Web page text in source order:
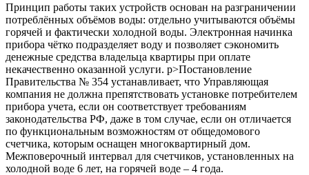
Принцип работы таких устройств основан на разграничении
потреблённых объёмов воды: отдельно учитываются объёмы
горячей и фактически холодной воды. Электронная начинка
прибора чётко подразделяет воду и позволяет сэкономить
денежные средства владельца квартиры при оплате
некачественно оказанной услуги. p>Постановление
Правительства № 354 устанавливает, что Управляющая
компания не должна препятствовать установке потребителем
прибора учета, если он соответствует требованиям
законодательства РФ, даже в том случае, если он отличается
по функциональным возможностям от общедомового
счетчика, которым оснащен многоквартирный дом.
Межповерочный интервал для счетчиков, установленных на
холодной воде 6 лет, на горячей воде – 4 года.